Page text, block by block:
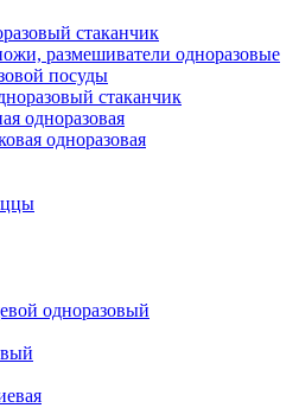
стаканчик
размешиватели одноразовые
посуды
стаканчик
одноразовая
одноразовая
одноразовый